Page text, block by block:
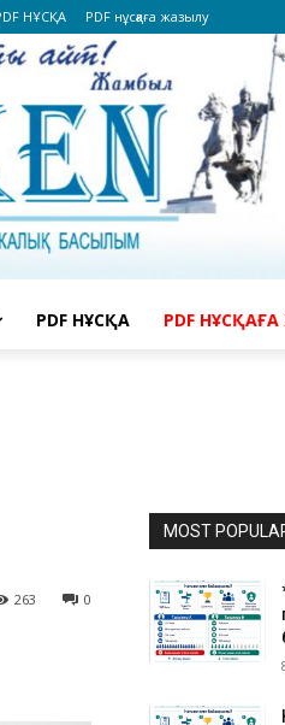
НҰСҚА PDF нұсқаға жазылу
PDF НҰСҚА PDF
0
263
MOST